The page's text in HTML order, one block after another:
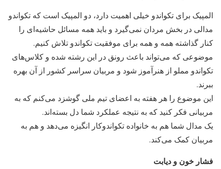
المپیک برای تکواندو خیلی اهمیت دارد، دو المپیک است که تکواندو
مدالی در بخش مردان نمی‌گیرد و باید همه مسائل حاشیه‌ای را
کنار گذاشته همه و همه برای موفقیت تکواندو تلاش کنیم.
موضوعی که می‌تواند باعث رونق در این رشته شده و کلاس‌های
تکواندو مملو از هنرآموز شود و مربیان سراسر کشور از آن بهره
ببرند.
این موضوع را هر هفته به اعضای تیم ملی گوشزد می‌کنم که به
مربیانی فکر کنید که به نتیجه عملکرد شما دل بسته‌اند.
یک مدال شما هم به خانواده تکواندوکار انگیزه می‌دهد و هم به
مربیان کمک می‌کند.
فشار خون و دیابت